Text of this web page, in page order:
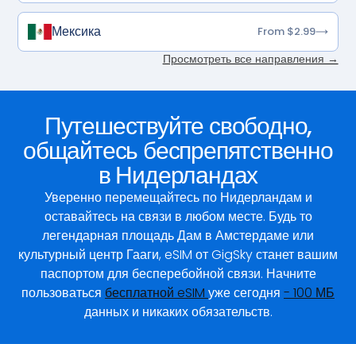
Мексика From $2.99
Просмотреть все направления →
Путешествуйте свободно,
общайтесь беспрепятственно
в Нидерландах
Уверенно перемещайтесь по Нидерландам и
оставайтесь на связи в любом месте. Будь то
легендарная площадь Дам в Амстердаме или
культурный центр Гааги, eSIM от GigSky станет вашим
паспортом для бесперебойной связи. Начните
пользоваться бесплатной eSIM уже сегодня - 100 МБ
данных и никаких обязательств.